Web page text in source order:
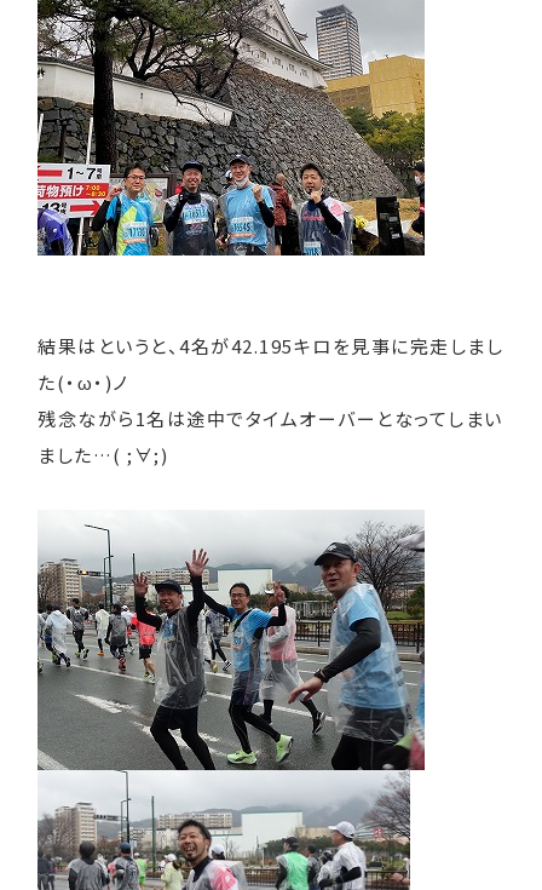
結果はというと、4名が42.195キロを見事に完走しまし
た(・ω・)ノ
残念ながら1名は途中でタイムオーバーとなってしまい
ました…( ;∀;)